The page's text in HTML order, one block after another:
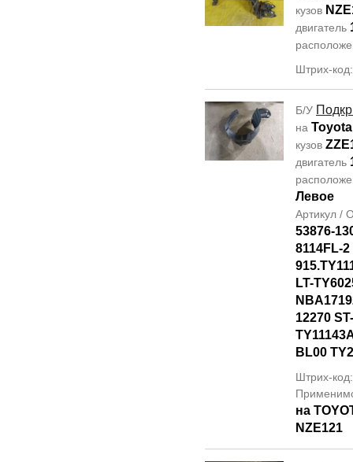
кузов
двигатель
Штрих-
Б/У
на
кузов
двигатель
Левое
Артикул /
53876-
8114FL-2
LT-
12270
BL00
Штрих-
на
NZE121